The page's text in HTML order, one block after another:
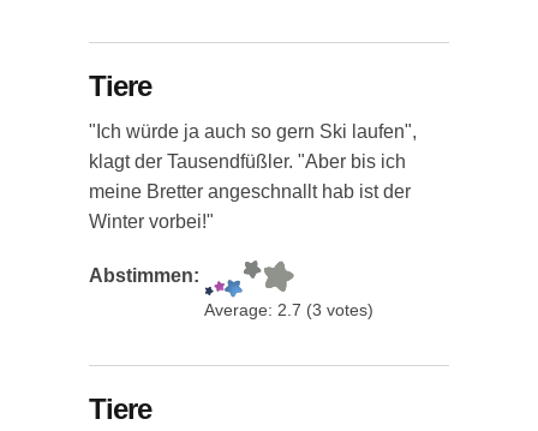
Tiere
"Ich würde ja auch so gern Ski laufen",
klagt der Tausendfüßler. "Aber bis ich
meine Bretter angeschnallt hab ist der
Winter vorbei!"
Abstimmen:
Average: 2.7 (3 votes)
Tiere